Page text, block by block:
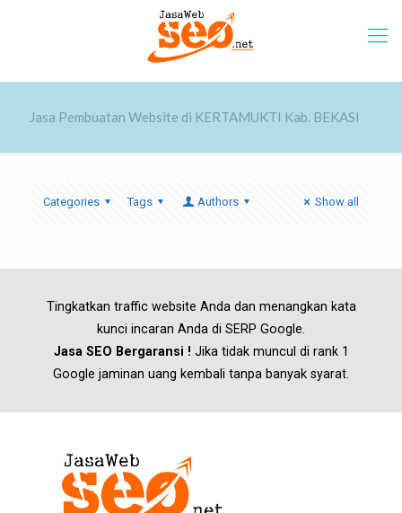
Jasa Pembuatan Website di KERTAMUKTI Kab. BEKASI
Categories Tags Authors Show all
Tingkatkan traffic website Anda dan menangkan kata
kunci incaran Anda di SERP Google.
Jasa SEO Bergaransi ! Jika tidak muncul di rank 1
Google jaminan uang kembali tanpa banyak syarat.